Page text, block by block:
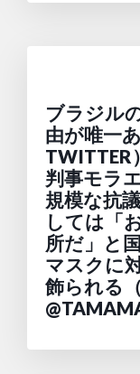
ブラジル
由が唯一
TWITTER
判事モラ
規模な抗
しては「
所だ」と
マスクに
飾られる